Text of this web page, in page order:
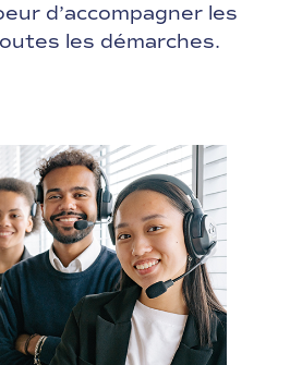
d’accompagner les
les démarches.